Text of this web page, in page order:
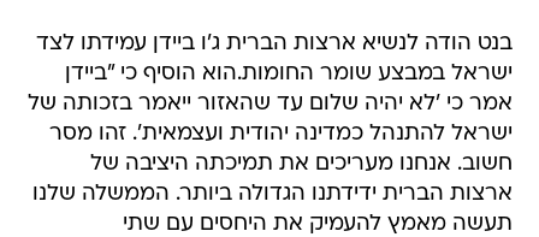
בנט הודה לנשיא ארצות הברית ג'ו ביידן עמידתו לצד
ישראל במבצע שומר החומות.הוא הוסיף כי "ביידן
אמר כי 'לא יהיה שלום עד שהאזור ייאמר בזכותה של
ישראל להתנהל כמדינה יהודית ועצמאית'. זהו מסר
חשוב. אנחנו מעריכים את תמיכתה היציבה של
ארצות הברית ידידתנו הגדולה ביותר. הממשלה שלנו
תעשה מאמץ להעמיק את היחסים עם שתי